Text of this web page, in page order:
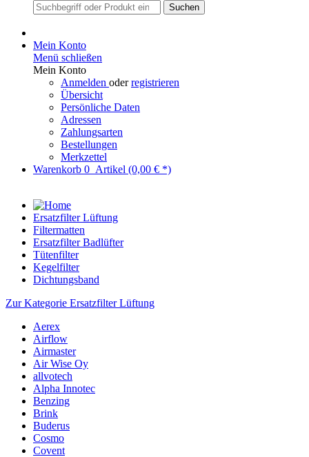
Suchen
Mein Konto
Menü schließen
Mein Konto
Anmelden oderregistrieren
Übersicht
Persönliche Daten
Adressen
Zahlungsarten
Bestellungen
Merkzettel
Warenkorb 0 Artikel (0,00 € *)
Ersatzfilter Lüftung
Filtermatten
Ersatzfilter Badlüfter
Tütenfilter
Kegelfilter
Dichtungsband
Zur Kategorie Ersatzfilter Lüftung
Aerex
Airflow
Airmaster
Air Wise Oy
allvotech
Alpha Innotec
Benzing
Brink
Buderus
Cosmo
Covent